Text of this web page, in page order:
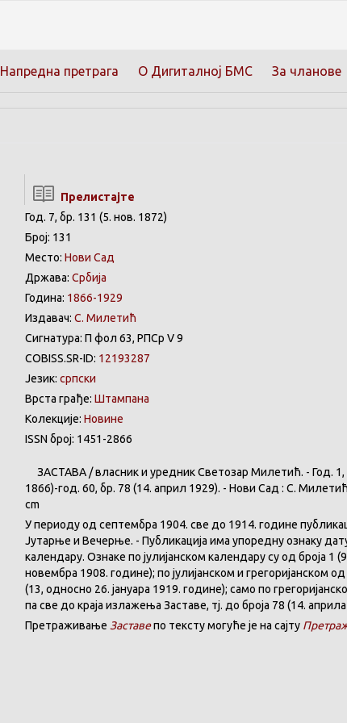
Напредна претрага О Дигиталној БМС За чланове
Прелистајте
Год. 7, бр. 131 (5. нов. 1872)
Број: 131
Место: Нови Сад
Држава: Србија
Година: 1866-1929
Издавач: С. Милетић
Сигнатура: П фол 63, РПСр V 9
COBISS.SR-ID: 12193287
Језик: српски
Врста грађе: Штампана
Колекције: Новине
ISSN број: 1451-2866
ЗАСТАВА /власники уредникСветозар Милетић. - Год. 1,
1866)-год. 60, бр. 78 (14. април 1929). - Нови Сад : С.
cm
Упериодуод септембра 1904. све до 1914. године
Јутарње и Вечерње. - Публикација има упореднуознаку
календару. Ознаке по јулијанском календару су од броја 1
новембра 1908. године); по јулијанском и грегоријанском
(13, односно 26. јануара 1919. године); само по
па све до краја излажења Заставе, тј. до броја 78 (14.
Претраживање Заставепо тексту могуће је на сајту